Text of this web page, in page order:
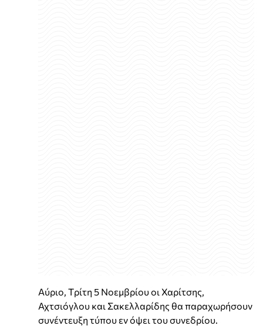
Αύριο, Tρίτη 5 Νοεμβρίου οι Χαρίτσης,
Αχτσιόγλου και Σακελλαρίδης θα παραχωρήσουν
συνέντευξη τύπου εν όψει του συνεδρίου.